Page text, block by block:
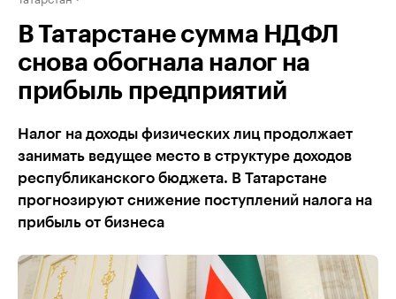
В Татарстане сумма НДФЛ
снова обогнала налог на
прибыль предприятий
Налог на доходы физических лиц продолжает
занимать ведущее место в структуре доходов
республиканского бюджета. В Татарстане
прогнозируют снижение поступлений налога на
прибыль от бизнеса